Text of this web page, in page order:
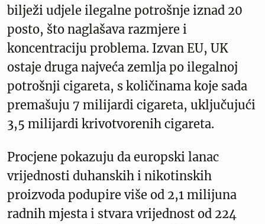
bilježi udjele ilegalne potrošnje iznad 20
posto, što naglašava razmjere i
koncentraciju problema. Izvan EU, UK
ostaje druga najveća zemlja po ilegalnoj
potrošnji cigareta, s količinama koje sada
premašuju 7 milijardi cigareta, uključujući
3,5 milijardi krivotvorenih cigareta.
Procjene pokazuju da europski lanac
vrijednosti duhanskih i nikotinskih
proizvoda podupire više od 2,1 milijuna
radnih mjesta i stvara vrijednost od 224